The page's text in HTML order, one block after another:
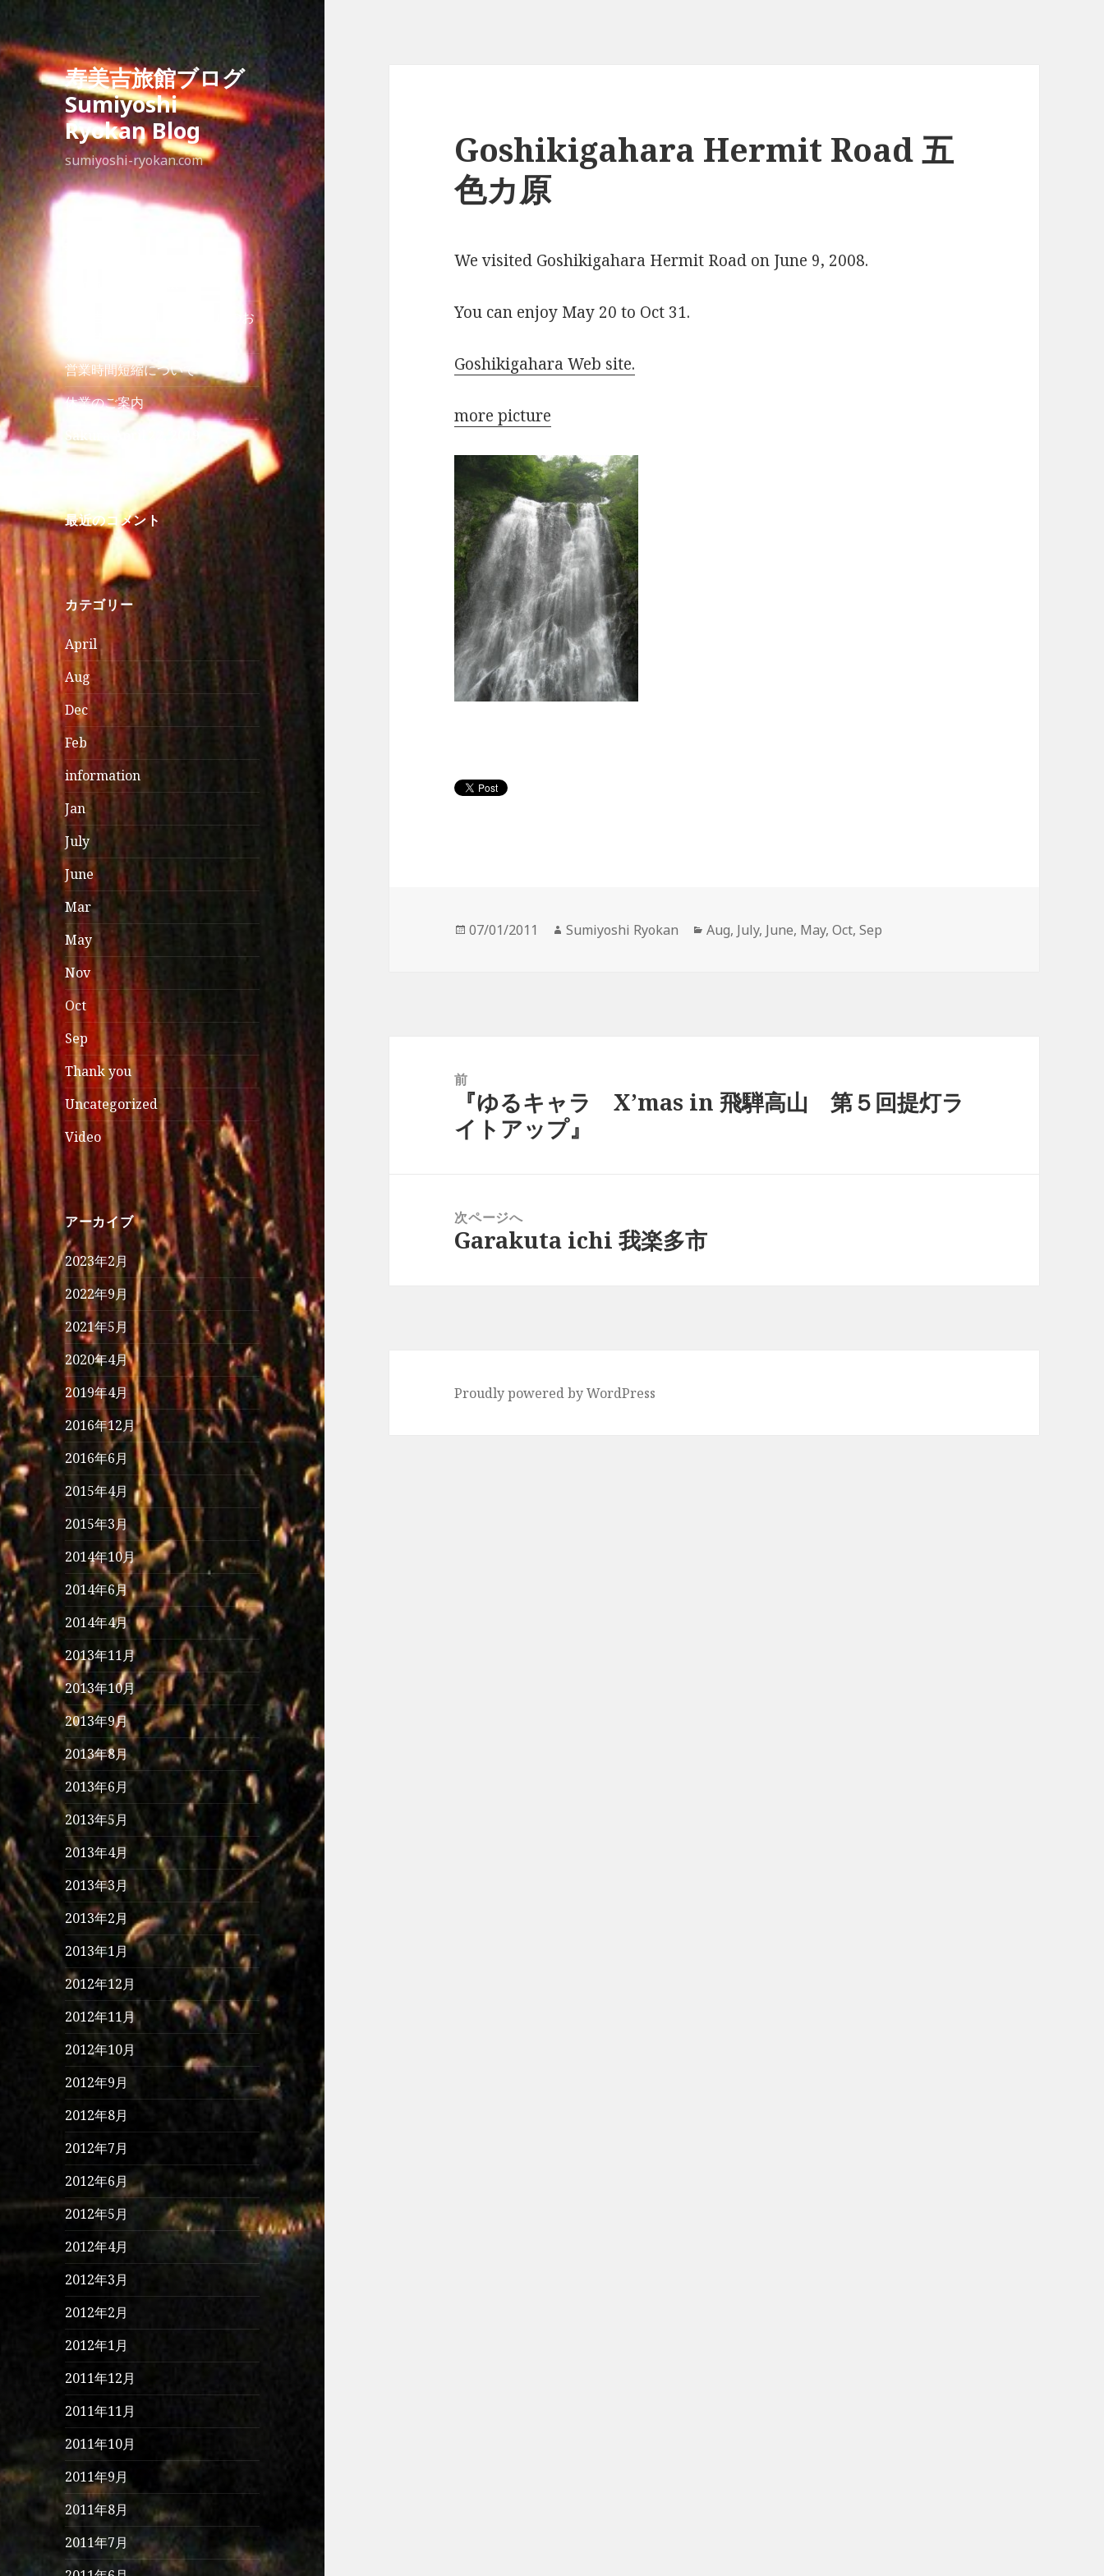
寿美吉旅館ブログ
Sumiyoshi
Ryokan Blog
sumiyoshi-ryokan.com
寿美吉旅館HPリニューアルのお
営業時間短縮について
休業のご案内
Sakura April 22, 2019
最近のコメント
カテゴリー
April
Aug
Dec
Feb
information
Jan
July
June
Mar
May
Nov
Oct
Sep
Thank you
Uncategorized
Video
アーカイブ
2023年2月
2022年9月
2021年5月
2020年4月
2019年4月
2016年12月
2016年6月
2015年4月
2015年3月
2014年10月
2014年6月
2014年4月
2013年11月
2013年10月
2013年9月
2013年8月
2013年6月
2013年5月
2013年4月
2013年3月
2013年2月
2013年1月
2012年12月
2012年11月
2012年10月
2012年9月
2012年8月
2012年7月
2012年6月
2012年5月
2012年4月
2012年3月
2012年2月
2012年1月
2011年12月
2011年11月
2011年10月
2011年9月
2011年8月
2011年7月
Goshikigahara Hermit Road 五
色カ原
We visited Goshikigahara Hermit Road on June 9, 2008.
You can enjoy May 20 to Oct 31.
Goshikigahara Web site.
more picture
投
07/01/2011
作
Sumiyoshi Ryokan
カ
Aug, July, June, May,Oct,Sep
前
前
の
『ゆるキャラ X’mas in 飛騨高山 第５回提灯ラ
イトアップ』
次ページへ
次
Garakuta ichi 我楽多市
Proudly powered by WordPress